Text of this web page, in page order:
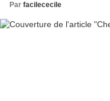
Par facilececile